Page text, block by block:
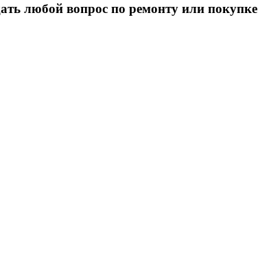
любой вопрос по ремонту или покупке